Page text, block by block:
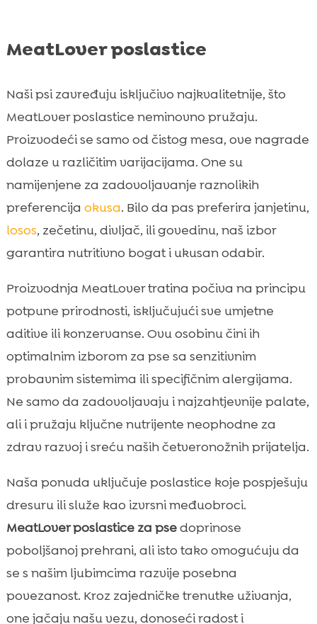
MeatLover poslastice
Naši psi zavređuju isključivo najkvalitetnije, što
MeatLover poslastice neminovno pružaju.
Proizvodeći se samo od čistog mesa, ove nagrade
dolaze u različitim varijacijama. One su
namijenjene za zadovoljavanje raznolikih
preferencija okusa. Bilo da pas preferira janjetinu,
losos, zečetinu, divljač, ili govedinu, naš izbor
garantira nutritivno bogat i ukusan odabir.
Proizvodnja MeatLover tratina počiva na principu
potpune prirodnosti, isključujući sve umjetne
aditive ili konzervanse. Ovu osobinu čini ih
optimalnim izborom za pse sa senzitivnim
probavnim sistemima ili specifičnim alergijama.
Ne samo da zadovoljavaju i najzahtjevnije palate,
ali i pružaju ključne nutrijente neophodne za
zdrav razvoj i sreću naših četveronožnih prijatelja.
Naša ponuda uključuje poslastice koje pospješuju
dresuru ili služe kao izvrsni međuobroci.
MeatLover poslastice za psedoprinose
poboljšanoj prehrani, ali isto tako omogućuju da
se s našim ljubimcima razvije posebna
povezanost. Kroz zajedničke trenutke uživanja,
one jačaju našu vezu, donoseći radost i